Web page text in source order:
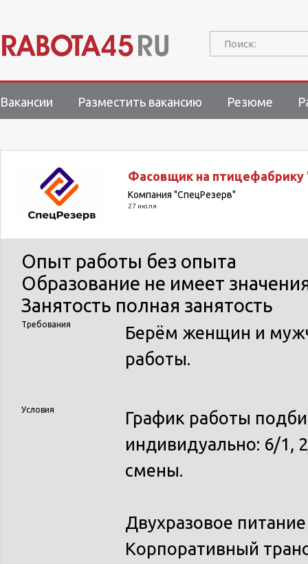
Поиск:
Вакансии Разместить вакансию Резюме
Фасовщик на птицефабрику
Компания "СпецРезерв"
27 июля
Опыт работы без опыта
Образование не имеет
Занятость полная занятость
Требования
Берём женщин и
работы.
Условия
График работы
индивидуально: 6/1,
смены.
Двухразовое
Корпоративный